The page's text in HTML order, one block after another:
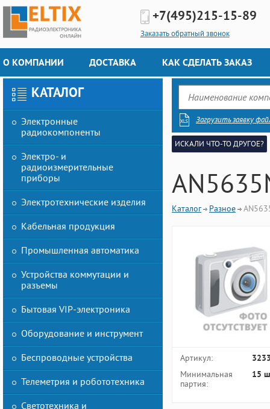
+7(495)215-15-89
Заказать обратный звонок
О КОМПАНИИ ДОСТАВКА КАК СДЕЛАТЬ ЗАКАЗ
КАТАЛОГ
Электронные
радиокомпоненты
Электро- и
радиоизмерительные
приборы
Электротехнические изделия
Кабельная продукция
Промышленная автоматика
Устройства коммутации и
разъемы
Бытовая VIP-электроника
Оборудование и инструмент
Беспроводные устройства
Телеметрия и робототехника
Светотехника и
Загрузить заявку
ИСКАЛИ ЧТО-ТО ДРУГОЕ?
Каталог Разное
Артикул:
Минимальная
партия:
15